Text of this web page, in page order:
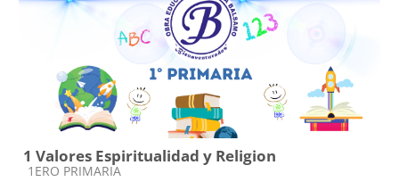
1 Valores Espiritualidad y Religion
Categoría de cursos
1ERO PRIMARIA